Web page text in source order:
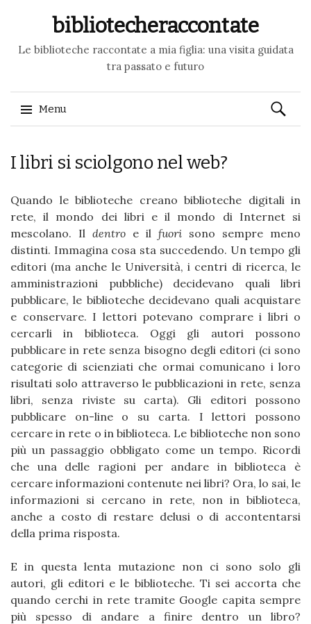
bibliotecheraccontate
Le biblioteche raccontate a mia figlia: una visita guidata
tra passato e futuro
Menu
Ricerca
per:
I libri si sciolgono nel web?
Quando le biblioteche creano biblioteche digitali in
rete, il mondo dei libri e il mondo di Internet si
mescolano. Il dentro e il fuori sono sempre meno
distinti. Immagina cosa sta succedendo. Un tempo gli
editori (ma anche le Università, i centri di ricerca, le
amministrazioni pubbliche) decidevano quali libri
pubblicare, le biblioteche decidevano quali acquistare
e conservare. I lettori potevano comprare i libri o
cercarli in biblioteca. Oggi gli autori possono
pubblicare in rete senza bisogno degli editori (ci sono
categorie di scienziati che ormai comunicano i loro
risultati solo attraverso le pubblicazioni in rete, senza
libri, senza riviste su carta). Gli editori possono
pubblicare on-line o su carta. I lettori possono
cercare in rete o in biblioteca. Le biblioteche non sono
più un passaggio obbligato come un tempo. Ricordi
che una delle ragioni per andare in biblioteca è
cercare informazioni contenute nei libri? Ora, lo sai, le
informazioni si cercano in rete, non in biblioteca,
anche a costo di restare delusi o di accontentarsi
della prima risposta.
E in questa lenta mutazione non ci sono solo gli
autori, gli editori e le biblioteche. Ti sei accorta che
quando cerchi in rete tramite Google capita sempre
più spesso di andare a finire dentro un libro?